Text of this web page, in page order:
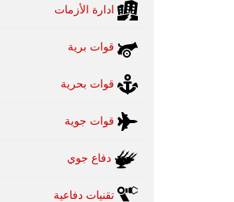
ادارة الأزمات
قوات برية
قوات بحرية
قوات جوية
دفاع جوي
تقنيات دفاعية